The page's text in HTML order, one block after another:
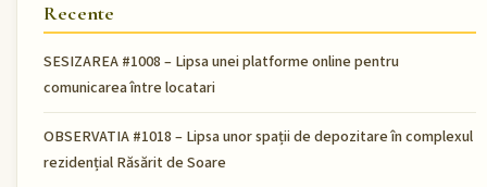
Recente
SESIZAREA #1008 – Lipsa unei platforme online pentru
comunicarea între locatari
OBSERVATIA #1018 – Lipsa unor spații de depozitare în complexul
rezidențial Răsărit de Soare